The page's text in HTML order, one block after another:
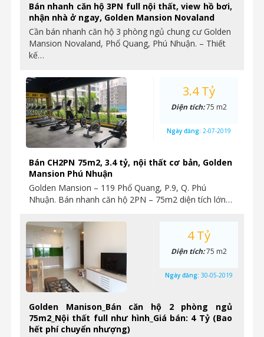
Bán nhanh căn hộ 3PN full nội thất, view hồ bơi,
nhận nhà ở ngay, Golden Mansion Novaland
Cần bán nhanh căn hộ 3 phòng ngủ chung cư Golden
Mansion Novaland, Phổ Quang, Phú Nhuận. – Thiết
kế…
Bán CH2PN 75m2, 3.4 tỷ, nội thất cơ bản, Golden
Mansion Phú Nhuận
Golden Mansion – 119 Phổ Quang, P.9, Q. Phú
Nhuận. Bán nhanh căn hộ 2PN – 75m2 diện tích lớn…
3.4 Tỷ
Diện tích:75 m2
Ngày đăng: 2-07-2019
Golden Manison_Bán căn hộ 2 phòng ngủ
75m2_Nội thất full như hình_Giá bán: 4 Tỷ (Bao
hết phí chuyển nhượng)
4 Tỷ
Diện tích:75 m2
Ngày đăng: 30-05-2019